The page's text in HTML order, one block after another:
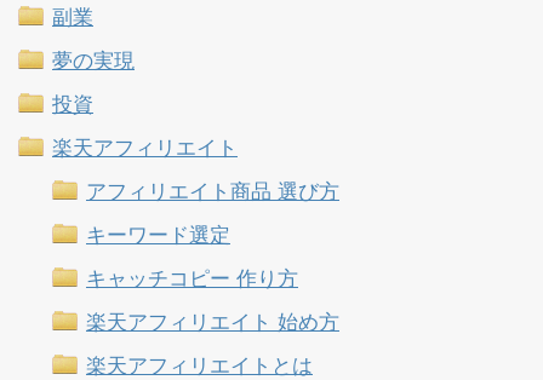
副業
夢の実現
投資
楽天アフィリエイト
アフィリエイト商品 選び方
キーワード選定
キャッチコピー 作り方
楽天アフィリエイト 始め方
楽天アフィリエイトとは